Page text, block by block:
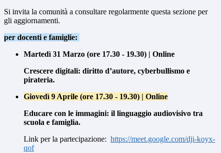
Si invita la comunità a consultare regolarmente questa sezione per
gli aggiornamenti.
per docenti e famiglie:
Martedì 31 Marzo (ore 17.30 - 19.30) | Online
Crescere digitali: diritto d’autore, cyberbullismo e
pirateria.
Giovedì 9 Aprile (ore 17.30 - 19.30) | Online
Educare con le immagini: il linguaggio audiovisivo tra
scuola e famiglia.
Link per la partecipazione: https://meet.google.com/dji-koyx-
qof